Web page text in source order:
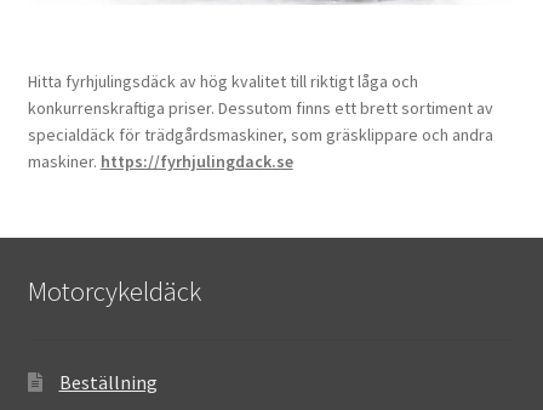
Hitta fyrhjulingsdäck av hög kvalitet till riktigt låga och
konkurrenskraftiga priser. Dessutom finns ett brett sortiment av
specialdäck för trädgårdsmaskiner, som gräsklippare och andra
maskiner. https://fyrhjulingdack.se
Motorcykeldäck
Beställning